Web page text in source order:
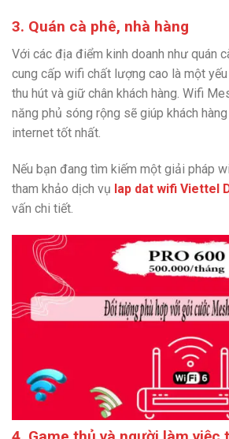
3. Quán cà phê, nhà hàng
Với các địa điểm kinh doanh như quán
cung cấp wifi chất lượng cao là một
thu hút và giữ chân khách hàng. Wifi
năng phủ sóng rộng sẽ giúp khách
internet tốt nhất.
Nếu bạn đang tìm kiếm một giải pháp
tham khảo dịch vụ lap dat wifi Viettel
vấn chi tiết.